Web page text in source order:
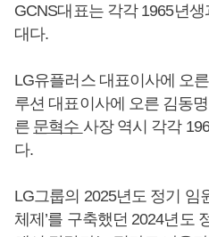
GCNS대표는 각각 1965년
대다.
LG유플러스 대표이사에 오
루션 대표이사에 오른 김동
른 문혁수 사장 역시 각각
다.
LG그룹의 2025년도 정기 임
체제’를 구축했던 2024년도